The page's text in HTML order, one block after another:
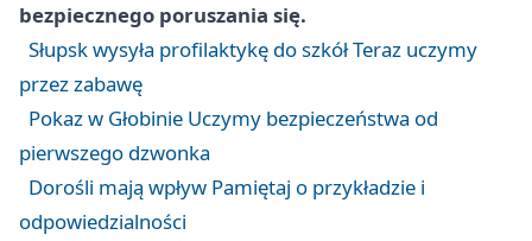
bezpiecznego poruszania się.
Słupsk wysyła profilaktykę do szkół Teraz uczymy
przez zabawę
Pokaz w Głobinie Uczymy bezpieczeństwa od
pierwszego dzwonka
Dorośli mają wpływ Pamiętaj o przykładzie i
odpowiedzialności